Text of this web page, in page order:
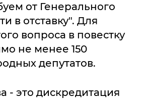
от Генерального
в отставку". Для
вопроса в повестку
не менее 150
депутатов.
- это дискредитация